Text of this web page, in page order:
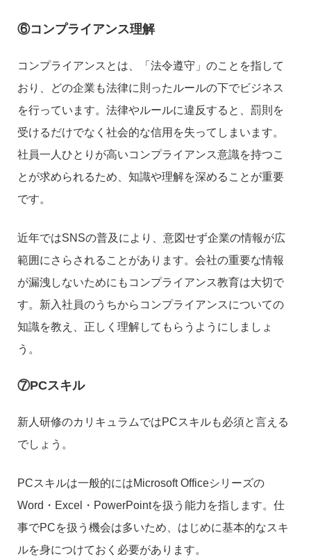
⑥コンプライアンス理解
コンプライアンスとは、「法令遵守」のことを指して
おり、どの企業も法律に則ったルールの下でビジネス
を行っています。法律やルールに違反すると、罰則を
受けるだけでなく社会的な信用を失ってしまいます。
社員一人ひとりが高いコンプライアンス意識を持つこ
とが求められるため、知識や理解を深めることが重要
です。
近年ではSNSの普及により、意図せず企業の情報が広
範囲にさらされることがあります。会社の重要な情報
が漏洩しないためにもコンプライアンス教育は大切で
す。新入社員のうちからコンプライアンスについての
知識を教え、正しく理解してもらうようにしましょ
う。
⑦PCスキル
新人研修のカリキュラムではPCスキルも必須と言える
でしょう。
PCスキルは一般的にはMicrosoft Officeシリーズの
Word・Excel・PowerPointを扱う能力を指します。仕
事でPCを扱う機会は多いため、はじめに基本的なスキ
ルを身につけておく必要があります。